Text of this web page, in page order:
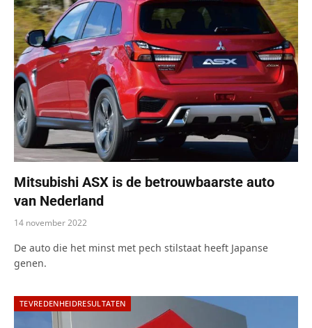
Mitsubishi ASX is de betrouwbaarste auto
van Nederland
14 november 2022
De auto die het minst met pech stilstaat heeft Japanse
genen.
TEVREDENHEIDRESULTATEN